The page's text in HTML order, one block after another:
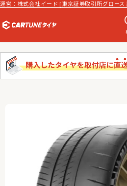
運営：株式会社イード [東京証券取引所グロー